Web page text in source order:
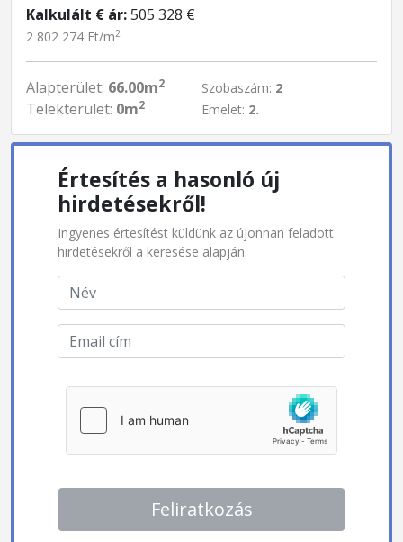
Kalkulált € ár:505 328 €
2 802 274 Ft/m2
Alapterület: 66.00m2
Telekterület: 0m2
Szobaszám: 2
Emelet: 2.
Értesítés a hasonló új
hirdetésekről!
Ingyenes értesítést küldünk az újonnan feladott
hirdetésekről a keresése alapján.
Feliratkozás